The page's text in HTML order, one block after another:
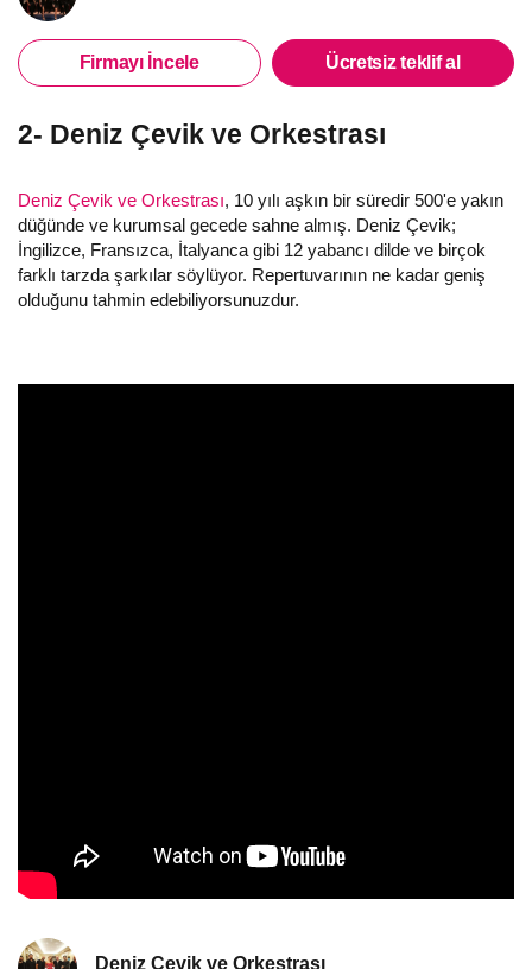
Firmayı İncele Ücretsiz teklif al
2- Deniz Çevik ve Orkestrası
Deniz Çevik ve Orkestrası, 10 yılı aşkın bir süredir 500'e yakın
düğünde ve kurumsal gecede sahne almış. Deniz Çevik;
İngilizce, Fransızca, İtalyanca gibi 12 yabancı dilde ve birçok
farklı tarzda şarkılar söylüyor. Repertuvarının ne kadar geniş
olduğunu tahmin edebiliyorsunuzdur.
Deniz Çevik ve Orkestrası